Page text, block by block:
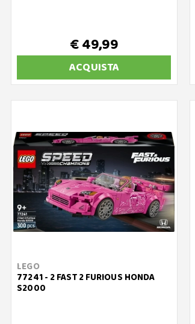
€ 49,99
ACQUISTA
LEGO
77241 - 2 FAST 2 FURIOUS HONDA
S2000